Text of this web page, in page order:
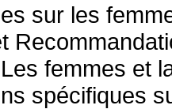
sur les
femmes et
spécifiques